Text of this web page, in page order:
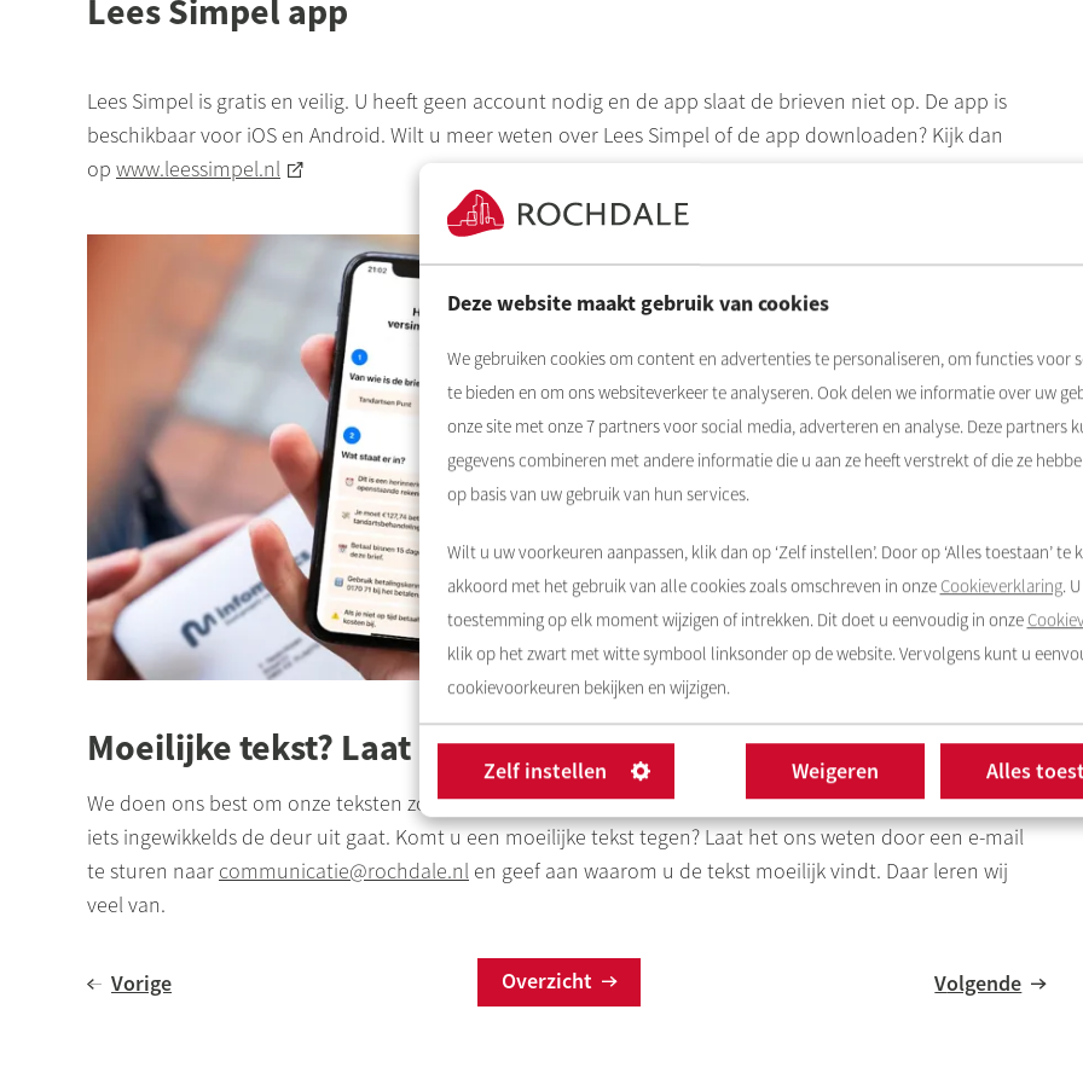
Deze website maakt gebruik van cookies
We gebruiken cookies om content en advertenties te personaliseren, om functies voor
te bieden en om ons websiteverkeer te analyseren. Ook delen we informatie over uw
onze site met onze7 partners voor social media, adverteren en analyse. Deze partners
gegevens combineren met andere informatie die u aan ze heeft verstrekt of die ze
op basis van uw gebruik van hun services.
Wilt u uw voorkeuren aanpassen, klik dan op ‘Zelf instellen’. Door op ‘Alles toestaan’ te
akkoord met het gebruik van alle cookies zoals omschreven in onze Cookieverklaring.
toestemming op elk moment wijzigen of intrekken. Dit doet u eenvoudig in onze
klik op het zwart met witte symbool linksonder op de website. Vervolgens kunt u
cookievoorkeuren bekijken en wijzigen.
Zelf instellen Weigeren Alles
Lees Simpel app
Lees Simpel is gratis en veilig. U heeft geen account nodig en de app slaat de brieven niet op. De app is
beschikbaar voor iOS en Android. Wilt u meer weten over Lees Simpel of de app downloaden? Kijk dan
op www.leessimpel.nl
Moeilijke tekst? Laat het ons weten
We doen ons best om onze teksten zo duidelijk mogelijk te schrijven. Toch kan het soms gebeuren dat er
iets ingewikkelds de deur uit gaat. Komt u een moeilijke tekst tegen? Laat het ons weten door een e-mail
te sturen naar communicatie@rochdale.nl en geef aan waarom u de tekst moeilijk vindt. Daar leren wij
veel van.
Volgende
Overzicht
Vorige